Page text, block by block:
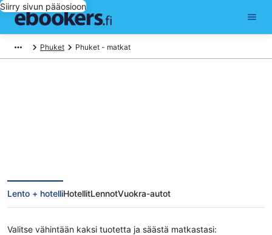
Siirry sivun pääosioon
Phuket Phuket - matkat
Lento + hotelliHotellitLennotVuokra-autot
Valitse vähintään kaksi tuotetta ja säästä matkastasi: